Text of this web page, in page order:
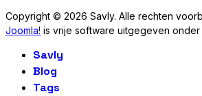
Copyright © 2026 Savly. Alle rechten
Joomla! is vrije software uitgegeven onder
Savly
Blog
Tags